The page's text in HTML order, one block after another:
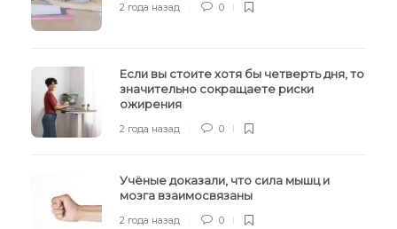
2 года назад 0
Если вы стоите хотя бы четверть дня, то
значительно сокращаете риски
ожирения
2 года назад 0
Учёные доказали, что сила мышц и
мозга взаимосвязаны
2 года назад 0